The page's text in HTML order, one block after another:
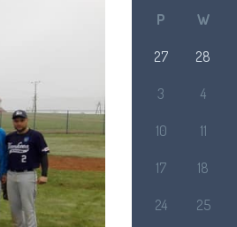
P W
27 28
3 4
10 11
17 18
24 25